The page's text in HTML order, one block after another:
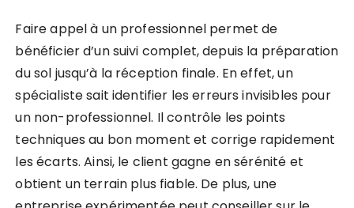
Faire appel à un professionnel permet de
bénéficier d’un suivi complet, depuis la préparation
du sol jusqu’à la réception finale. En effet, un
spécialiste sait identifier les erreurs invisibles pour
un non-professionnel. Il contrôle les points
techniques au bon moment et corrige rapidement
les écarts. Ainsi, le client gagne en sérénité et
obtient un terrain plus fiable. De plus, une